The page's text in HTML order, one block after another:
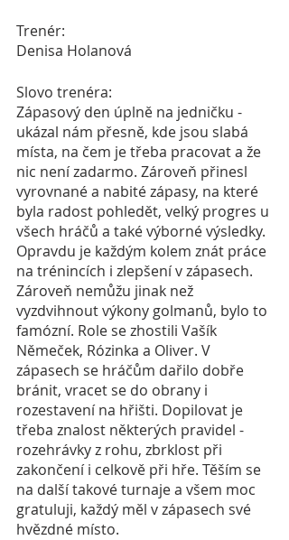
Trenér:
Denisa Holanová
Slovo trenéra:
Zápasový den úplně na jedničku -
ukázal nám přesně, kde jsou slabá
místa, na čem je třeba pracovat a že
nic není zadarmo. Zároveň přinesl
vyrovnané a nabité zápasy, na které
byla radost pohledět, velký progres u
všech hráčů a také výborné výsledky.
Opravdu je každým kolem znát práce
na trénincích i zlepšení v zápasech.
Zároveň nemůžu jinak než
vyzdvihnout výkony golmanů, bylo to
famózní. Role se zhostili Vašík
Němeček, Rózinka a Oliver. V
zápasech se hráčům dařilo dobře
bránit, vracet se do obrany i
rozestavení na hřišti. Dopilovat je
třeba znalost některých pravidel -
rozehrávky z rohu, zbrklost při
zakončení i celkově při hře. Těším se
na další takové turnaje a všem moc
gratuluji, každý měl v zápasech své
hvězdné místo.